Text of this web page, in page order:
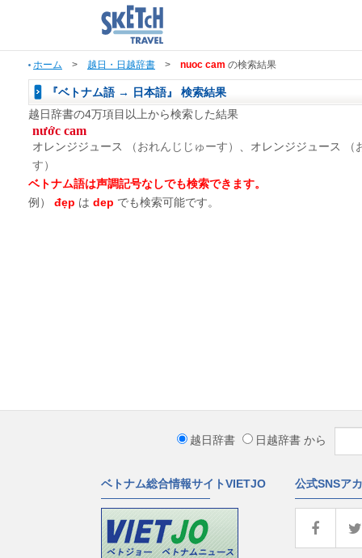
ホーム > 越日・日越辞書 > nuoc cam の検索結果
『ベトナム語 → 日本語』 検索結果
越日辞書の4万項目以上から検索した結果
nước cam
オレンジジュース （おれんじじゅーす） 、オレンジジュース
（
す）
ベトナム語は声調記号なしでも検索できます。
例）
đẹp は dep でも検索可能です。
越日辞書 日越辞書 から
ベトナム総合情報サイトVIETJO 公式SNSア